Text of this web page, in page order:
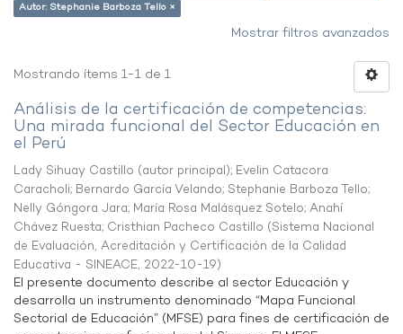
Autor: Stephanie Barboza Tello ×
Mostrar filtros avanzados
Mostrando ítems 1-1 de 1
Análisis de la certificación de competencias:
Una mirada funcional del Sector Educación en
el Perú
Lady Sihuay Castillo (autor principal); Evelin Catacora
Caracholi; Bernardo García Velando; Stephanie Barboza Tello;
Nelly Góngora Jara; María Rosa Malásquez Sotelo; Anahí
Chávez Ruesta; Cristhian Pacheco Castillo (Sistema Nacional
de Evaluación, Acreditación y Certificación de la Calidad
Educativa - SINEACE, 2022-10-19)
El presente documento describe al sector Educación y
desarrolla un instrumento denominado “Mapa Funcional
Sectorial de Educación” (MFSE) para fines de certificación de